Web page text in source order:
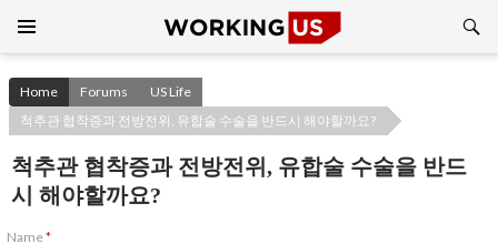
CONTENT
Home Forums
US Life
척추관 협착증과 전방전위, 유합술 수술을 반드시 해야할까요?
척추관 협착증과 전방전위, 유합술 수술을 반드
시 해야할까요?
Name*